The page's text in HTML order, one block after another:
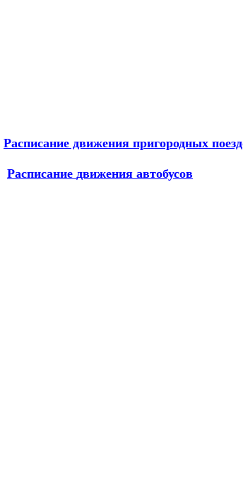
Расписание движения пригородных
Расписание движения автобусов